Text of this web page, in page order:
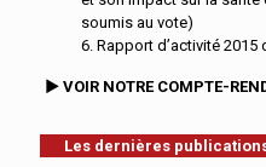
soumis au vote)
6. Rapport d’activité
► VOIR NOTRE COMPTE-
Les dernières